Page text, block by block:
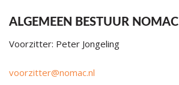
ALGEMEEN BESTUUR NOMAC
Voorzitter: Peter Jongeling
voorzitter@nomac.nl